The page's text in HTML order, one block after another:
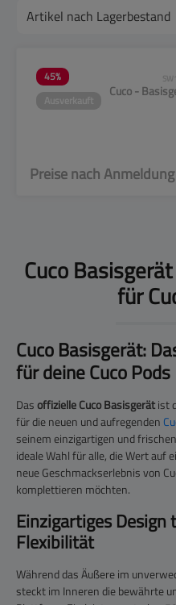
45%
Cuco -
Preise nach
Cuco
für
Cuco Basisgerät:
für deine Cuco Pods
Dasoffizielle Cuco Basisgerätist
für die neuen und aufregenden
seinem einzigartigen und
ideale Wahl für alle, die Wert auf
neue Geschmackserlebnis von
komplettieren möchten.
Einzigartiges
Flexibilität
Während das Äußere im
steckt im Inneren die bewährte